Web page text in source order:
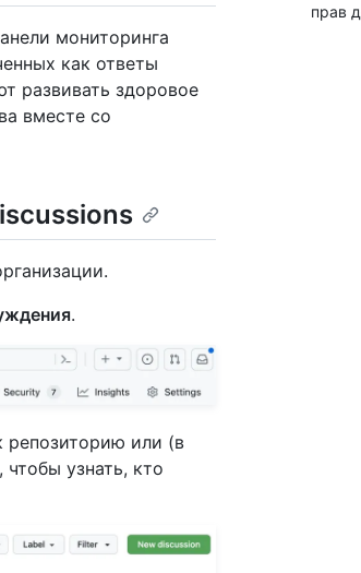
прав
мониторинга
как ответы
развивать здоровое
вместе со
.
репозиторию или (в
узнать, кто